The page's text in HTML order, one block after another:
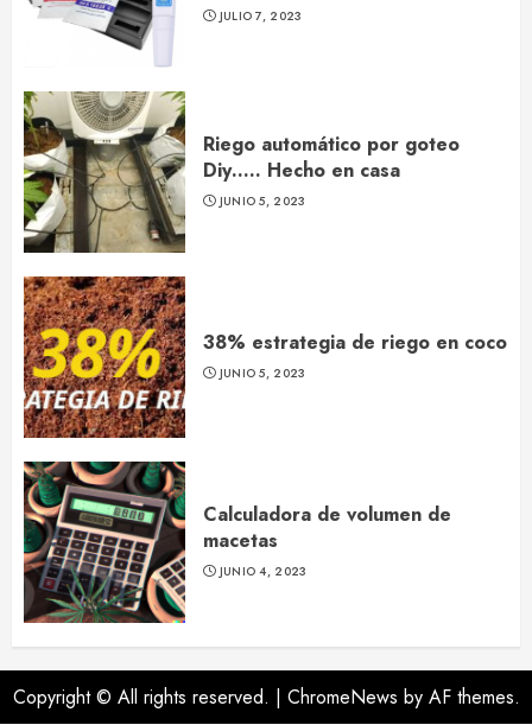
JULIO 7, 2023
Riego automático por goteo
Diy….. Hecho en casa
JUNIO 5, 2023
38% estrategia de riego en coco
JUNIO 5, 2023
Calculadora de volumen de
macetas
JUNIO 4, 2023
Copyright © All rights reserved. | ChromeNews by AF themes.